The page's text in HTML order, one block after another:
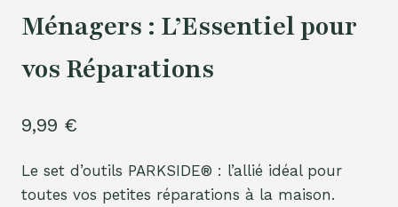
Ménagers : L’Essentiel pour
vos Réparations
9,99 €
Le set d’outils PARKSIDE® : l’allié idéal pour
toutes vos petites réparations à la maison.